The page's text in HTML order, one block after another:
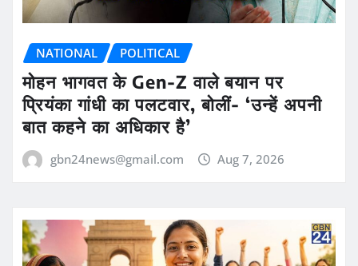
NATIONAL POLITICAL
मोहन भागवत के Gen-Z वाले बयान पर
प्रियंका गांधी का पलटवार, बोलीं- ‘उन्हें अपनी
बात कहने का अधिकार है’
gbn24news@gmail.com Aug 7, 2026